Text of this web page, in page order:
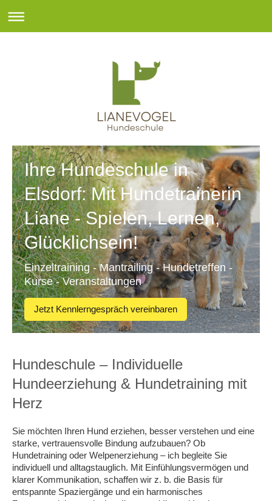
Ihre Hundeschule in
Elsdorf: Mit Hundetrainerin
Liane - Spielen, Lernen,
Glücklichsein!
Einzeltraining - Mantrailing - Hundetreffen -
Kurse - Veranstaltungen
Jetzt Kennlerngespräch vereinbaren
Hundeschule – Individuelle
Hundeerziehung & Hundetraining mit
Herz
Sie möchten Ihren Hund erziehen, besser verstehen und eine
starke, vertrauensvolle Bindung aufzubauen? Ob
Hundetraining oder Welpenerziehung – ich begleite Sie
individuell und alltagstauglich. Mit Einfühlungsvermögen und
klarer Kommunikation, schaffen wir z. b. die Basis für
entspannte Spaziergänge und ein harmonisches